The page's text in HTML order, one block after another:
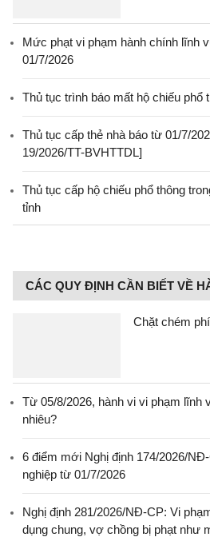
Mức phạt vi phạm hành chính lĩnh
01/7/2026
Thủ tục trình báo mất hộ chiếu phổ
Thủ tục cấp thẻ nhà báo từ 01/7/
19/2026/TT-BVHTTDL]
Thủ tục cấp hộ chiếu phổ thông
tỉnh
CÁC QUY ĐỊNH CẦN BIẾT VỀ
Chặt chém
Từ 05/8/2026, hành vi vi phạm lĩnh
nhiêu?
6 điểm mới Nghị định 174/2026/
nghiệp từ 01/7/2026
Nghị định 281/2026/NĐ-CP: Vi
dụng chung, vợ chồng bị phạt như